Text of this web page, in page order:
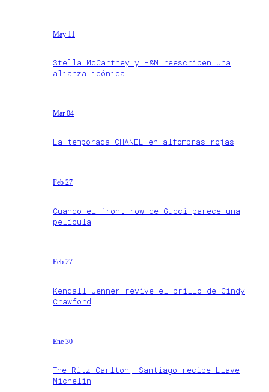
May 11
Stella McCartney y H&M reescriben una
alianza icónica
Mar 04
La temporada CHANEL en alfombras rojas
Feb 27
Cuando el front row de Gucci parece una
película
Feb 27
Kendall Jenner revive el brillo de Cindy
Crawford
Ene 30
The Ritz-Carlton, Santiago recibe Llave
Michelin